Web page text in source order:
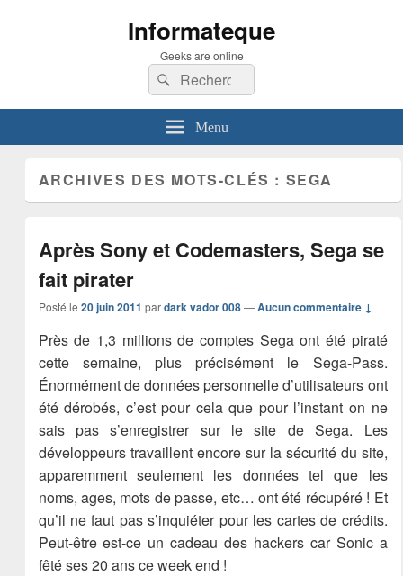
Informateque
Geeks are online
Recherche :
Rechercher
Menu
ARCHIVES DES MOTS-CLÉS : SEGA
Après Sony et Codemasters, Sega se
fait pirater
Posté le 20 juin 2011 pardark vador 008 —Aucun commentaire ↓
Près de 1,3 millions de comptes Sega ont été piraté
cette semaine, plus précisément le Sega-Pass.
Énormément de données personnelle d’utilisateurs ont
été dérobés, c’est pour cela que pour l’instant on ne
sais pas s’enregistrer sur le site de Sega. Les
développeurs travaillent encore sur la sécurité du site,
apparemment seulement les données tel que les
noms, ages, mots de passe, etc… ont été récupéré ! Et
qu’il ne faut pas s’inquiéter pour les cartes de crédits.
Peut-être est-ce un cadeau des hackers car Sonic a
fêté ses 20 ans ce week end !